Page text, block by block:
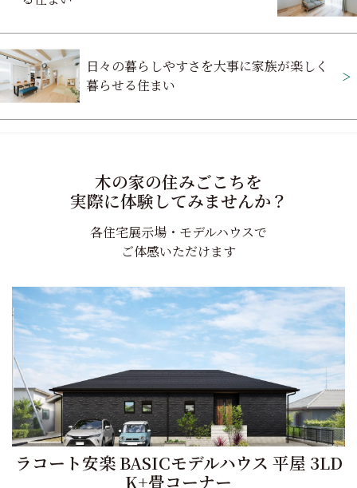
ビ
ゲ
ー
日々の暮らしやすさを大事に家族が楽しく
暮らせる住まい
木の家の住みごこちを
実際に体験してみませんか？
各住宅展示場・モデルハウスで
ご体感いただけます
ラコート安楽 BASICモデルハウス 平屋 3LD
K+畳コーナー